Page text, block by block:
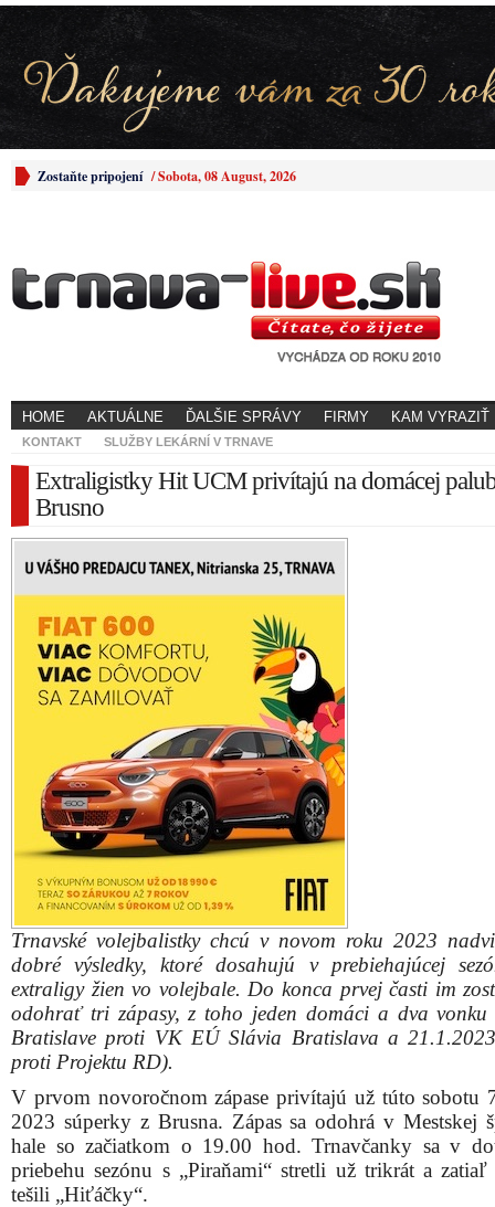
Zostaňte pripojení /Sobota, 08 August, 2026
HOME AKTUÁLNE ĎALŠIE SPRÁVY FIRMY KAM VYRAZIŤ
KONTAKT SLUŽBY LEKÁRNÍ V TRNAVE
Extraligistky Hit UCM privítajú na domácej
Brusno
Trnavské volejbalistky chcú v novom roku 2023
dobré výsledky, ktoré dosahujú v prebiehajúcej
extraligy žien vo volejbale. Do konca prvej časti im
odohrať tri zápasy, z toho jeden domáci a dva
Bratislave proti VK EÚ Slávia Bratislava a
proti Projektu RD).
V prvom novoročnom zápase privítajú už túto sobotu
2023 súperky z Brusna. Zápas sa odohrá v Mestskej
hale so začiatkom o 19.00 hod. Trnavčanky sa v
priebehu sezónu s „Piraňami“ stretli už trikrát a
tešili „Hiťáčky“.